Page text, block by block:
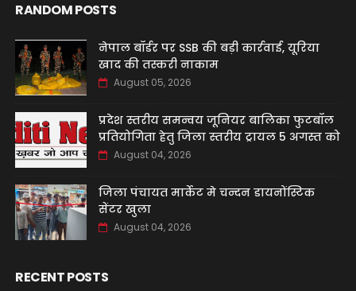
RANDOM POSTS
नेपाल बॉर्डर पर SSB की बड़ी कार्रवाई, यूरिया
खाद की तस्करी नाकाम
August 05, 2026
प्रदेश स्तरीय समन्वय जूनियर बालिका फुटबॉल
प्रतियोगिता हेतु जिला स्तरीय ट्रायल 5 अगस्त को
August 04, 2026
जिला पंचायत मार्केट मे चन्दन डायनोंस्टिक
सेंटर खुला
August 04, 2026
RECENT POSTS